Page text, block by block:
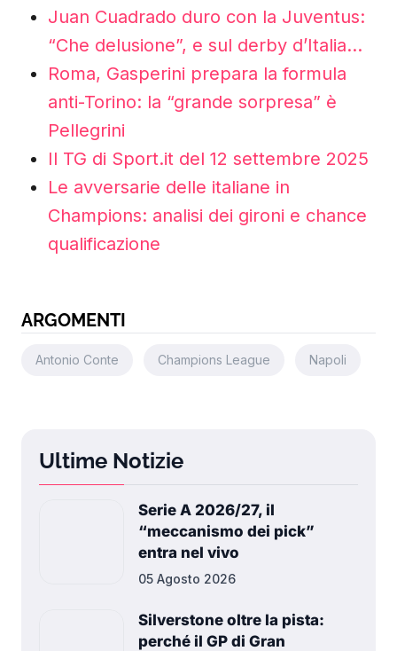
Juan Cuadrado duro con la Juventus:
“Che delusione”, e sul derby d’Italia…
Roma, Gasperini prepara la formula
anti-Torino: la “grande sorpresa” è
Pellegrini
Il TG di Sport.it del 12 settembre 2025
Le avversarie delle italiane in
Champions: analisi dei gironi e chance
qualificazione
ARGOMENTI
Antonio Conte Champions League Napoli
Ultime Notizie
Serie A 2026/27, il
“meccanismo dei pick”
entra nel vivo
05 Agosto 2026
Silverstone oltre la pista:
perché il GP di Gran